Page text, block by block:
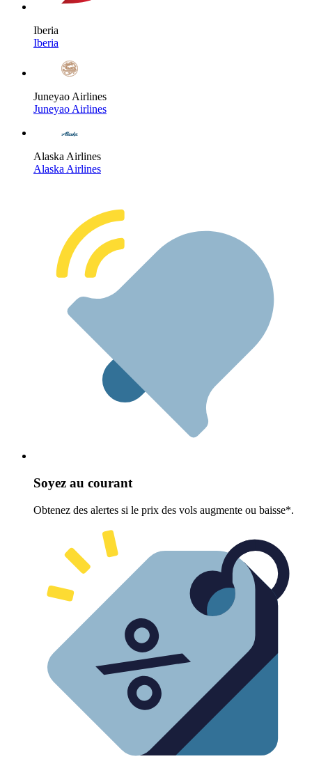
Iberia
Iberia
Juneyao Airlines
Juneyao Airlines
Alaska Airlines
Alaska Airlines
Soyez au courant
Obtenez des alertes si le prix des vols augmente ou baisse*.